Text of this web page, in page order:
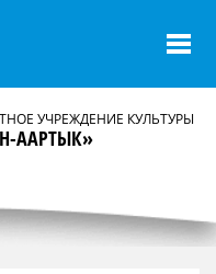
УЧРЕЖДЕНИЕ КУЛЬТУРЫ
ААРТЫК»